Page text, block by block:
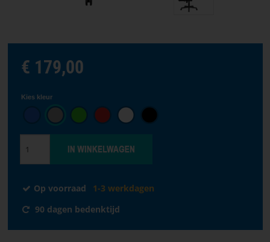
SOFTWARE
ALGEMENE
VOORWAARDEN
CONTACTEER
ONS
€ 179,00
Kies kleur
Op voorraad
1-3 werkdagen
90 dagen bedenktijd